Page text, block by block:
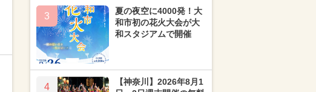
3
夏の夜空に4000発！大
和市初の花火大会が大
和スタジアムで開催
4
【神奈川】2026年8月1